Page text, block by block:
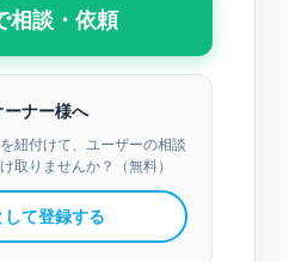
相談・依頼
ーナー様へ
紐付けて、ユーザーの相談
取りませんか？（無料）
て登録する